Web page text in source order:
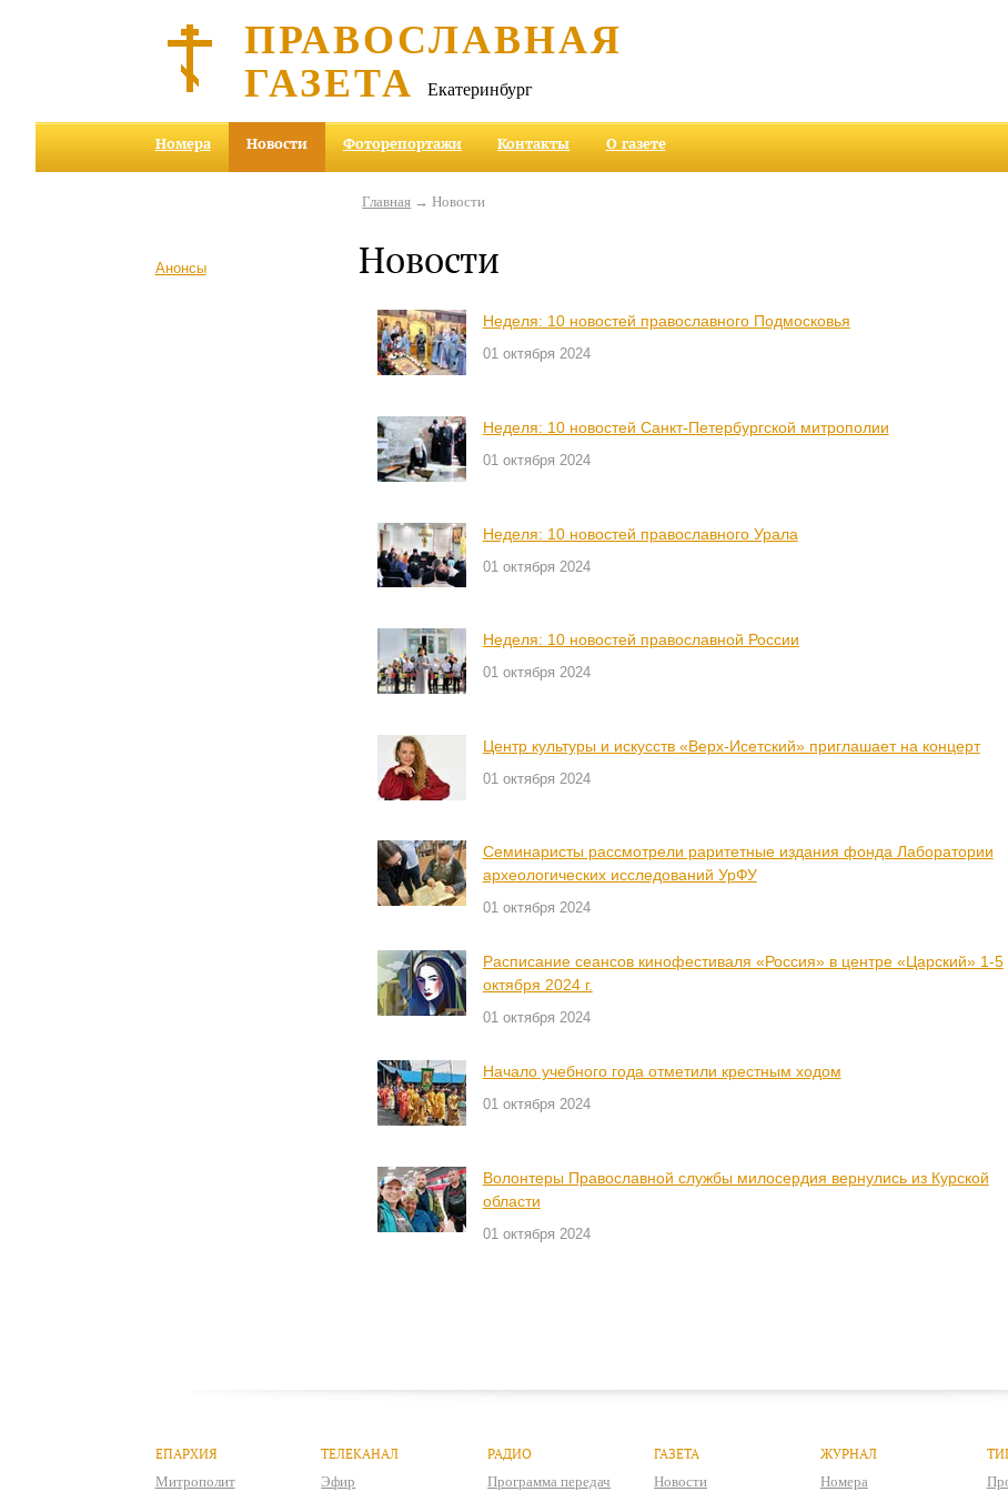
ПРАВОСЛАВНАЯ
ГАЗЕТА Екатеринбург
Номера Новости Фоторепортажи Контакты О газете
Анонсы
Главная → Новости
Новости
Неделя: 10 новостей православного Подмосковья
01 октября 2024
Неделя: 10 новостей Санкт-Петербургской митрополии
01 октября 2024
Неделя: 10 новостей православного Урала
01 октября 2024
Неделя: 10 новостей православной России
01 октября 2024
Центр культуры и искусств «Верх-Исетский» приглашает на концерт
01 октября 2024
Семинаристы рассмотрели раритетные издания фонда Лаборатории
археологических исследований УрФУ
01 октября 2024
Расписание сеансов кинофестиваля «Россия» в центре «Царский» 1-5
октября 2024 г.
01 октября 2024
Начало учебного года отметили крестным ходом
01 октября 2024
Волонтеры Православной службы милосердия вернулись из Курской
области
01 октября 2024
ЕПАРХИЯ
Митрополит
ТЕЛЕКАНАЛ
Эфир
РАДИО
Программа передач
ГАЗЕТА
Новости
ЖУРНАЛ
Номера